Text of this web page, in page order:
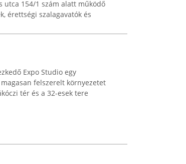
utca 154/1 szám alatt működő
érettségi szalagavatók és
Expo Studio egy
felszerelt környezetet
tér és a 32-esek tere